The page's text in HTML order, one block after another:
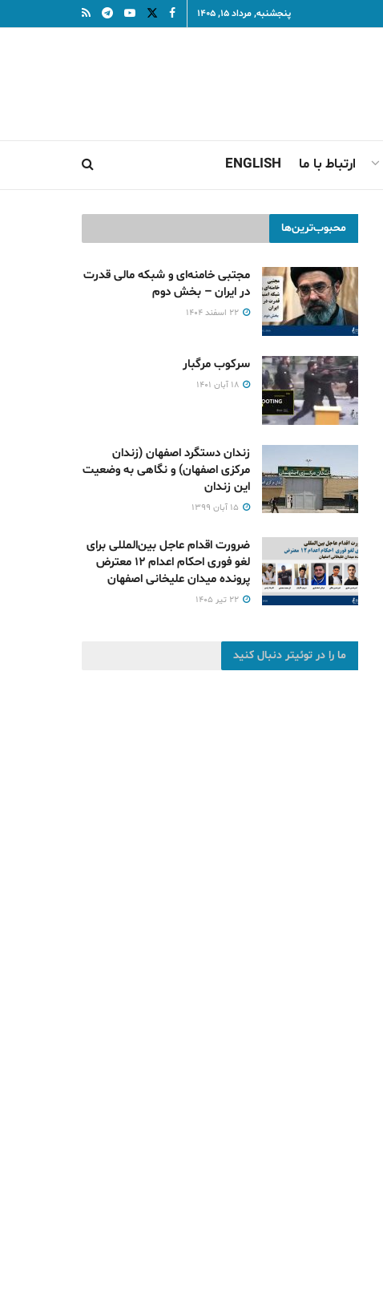
پنجشنبه, مرداد ۱۵, ۱۴۰۵
ارتباط با ما ENGLISH
محبوب‌ترین‌ها
مجتبی خامنه‌ای و شبکه مالی قدرت
در ایران – بخش دوم
سرکوب مرگبار
زندان دستگرد اصفهان (زندان
مرکزی اصفهان) و نگاهی به وضعیت
این زندان
ضرورت اقدام عاجل بین‌المللی برای
لغو فوری احکام اعدام ۱۲ معترض
پرونده میدان علیخانی اصفهان
ما را در توئیتر دنبال کنید